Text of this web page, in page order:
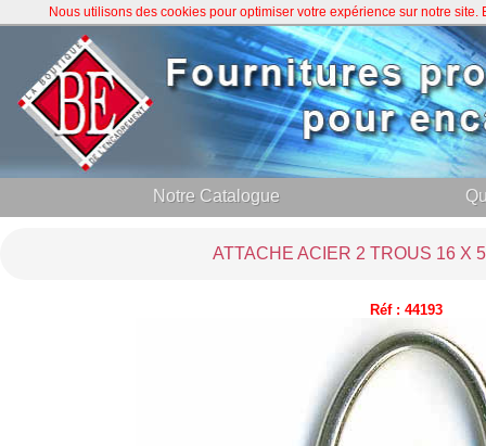
Notre Catalogue
ATTACHE ACIER 2 TROUS 16 X
Réf : 44193
Nous utilisons des cookies pour optimiser votre expérience sur notre